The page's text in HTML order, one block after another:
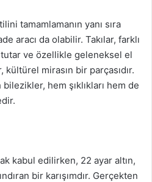
tamamlamanın yanı sıra
aracı da olabilir. Takılar, farklı
ve özellikle geleneksel el
mirasın bir parçasıdır.
hem şıklıkları hem de
kabul edilirken, 22 ayar altın,
bir karışımdır. Gerçekten